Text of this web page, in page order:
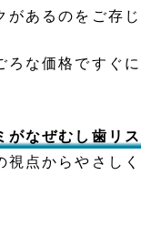
があるのをご存
ろな価格ですぐ
がなぜむし歯リ
視点からやさし